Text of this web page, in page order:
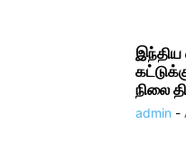
நிலை
admin -